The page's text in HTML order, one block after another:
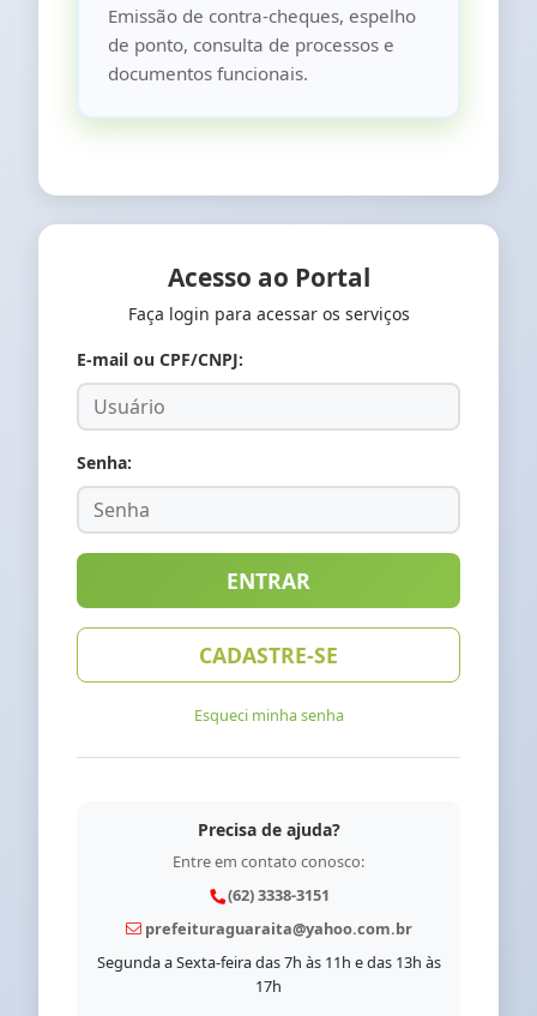
Emissão de contra-cheques, espelho
de ponto, consulta de processos e
documentos funcionais.
Acesso ao Portal
Faça login para acessar os serviços
E-mail ou CPF/CNPJ:
Senha:
ENTRAR
CADASTRE-SE
Esqueci minha senha
Precisa de ajuda?
Entre em contato conosco:
(62) 3338-3151
prefeituraguaraita@yahoo.com.br
Segunda a Sexta-feira das 7h às 11h e das 13h às
17h